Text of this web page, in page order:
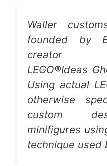
Waller
founded by
LEGO®Ideas
Using actual
otherwise
custom
minifigures
technique used